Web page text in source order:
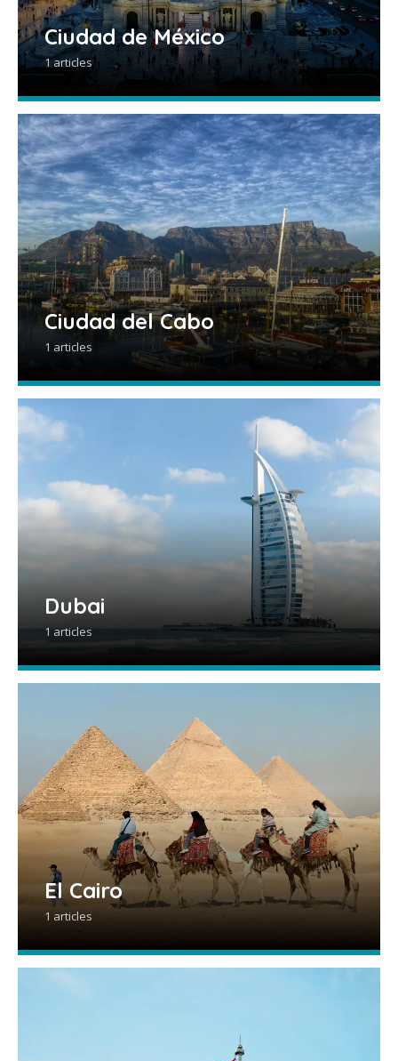
Ciudad de México
1 articles
Ciudad del Cabo
1 articles
Dubai
1 articles
El Cairo
1 articles